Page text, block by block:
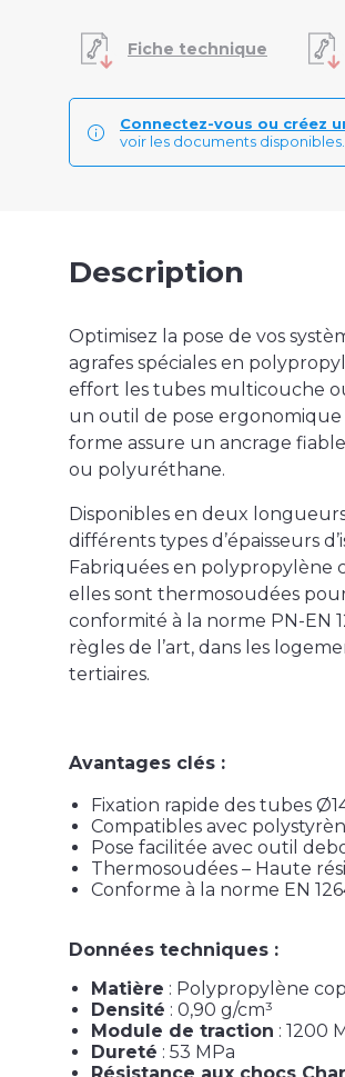
Fiche technique
Connectez-vous ou créez
voir les documents disponibles.
Description
Optimisez la pose de vos
agrafes spéciales en
effort les tubes multicouche
un outil de pose
forme assure un ancrage
ou polyuréthane.
Disponibles en deux
différents types d’épaisseurs
Fabriquées en polypropylène
elles sont thermosoudées
conformité à la norme PN-EN
règles de l’art, dans les
tertiaires.
Avantages clés :
Fixation rapide des tubes
Compatibles avec
Pose facilitée avec outil
Thermosoudées – Haute
Conforme à la norme EN
Données techniques :
Matière : Polypropylène
Densité : 0,90 g/cm³
Module de traction : 1200
Dureté : 53 MPa